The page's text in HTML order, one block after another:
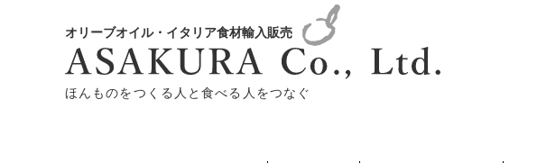
オリーブオイル・イタリア食材輸入販売
ほんものをつくる人と食べる人をつなぐ